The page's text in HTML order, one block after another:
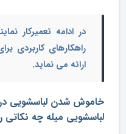
در ادامه تعمیرکار
راهکارهای کاربردی
ارائه می نماید.
خاموش شدن لباسشویی در
لباسشویی میله چه نکاتی